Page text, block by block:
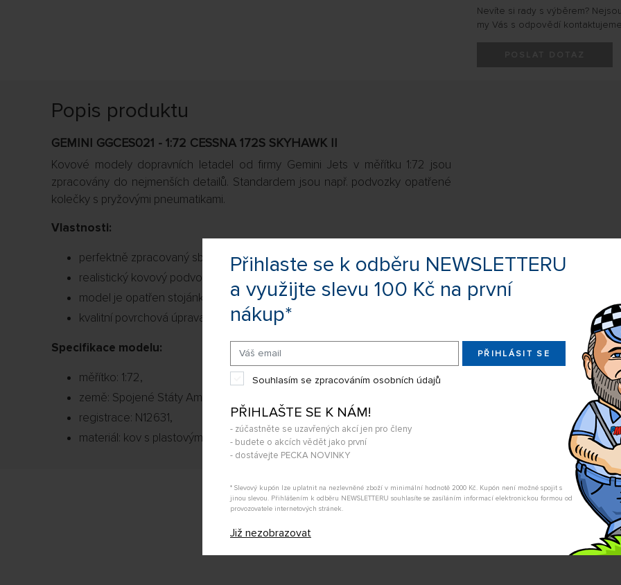
Přihlaste se k odběru NEWSLETTERU
a využijte slevu 100 Kč na první
nákup*
PŘIHLÁSIT SE
Souhlasím se zpracováním osobních údajů
PŘIHLAŠTE SE K NÁM!
- zúčastněte se uzavřených akcí jen pro členy
- budete o akcích vědět jako první
- dostávejte PECKA NOVINKY
* Slevový kupón lze uplatnit na nezlevněné zboží v minimální hodnotě 2000 Kč. Kupón není možné spojit s
jinou slevou. Přihlášením k odběru NEWSLETTERU souhlasíte se zasíláním informací elektronickou formou od
provozovatele internetových stránek.
Již nezobrazovat
Nevíte si rady s výběrem?
my Vás s odpovědí
Popis produktu
GEMINI GGCES021 - 1:72 CESSNA 172S SKYHAWK II
Kovové modely dopravních letadel od firmy Gemini Jets v měřítku 1:72 jsou
zpracovány do nejmenších detailů. Standardem jsou např. podvozky opatřené
kolečky s pryžovými pneumatikami.
Vlastnosti:
perfektně zpracovaný sběratelský model,
realistický kovový podvozek,
model je opatřen stojánkem,
kvalitní povrchová úprava.
Specifikace modelu:
měřítko: 1:72,
země: Spojené Státy Americké,
registrace: N12631,
materiál: kov s plastovými částmi.